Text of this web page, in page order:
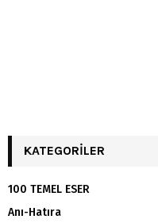
KATEGORILER
100 TEMEL ESER
Anı-Hatıra